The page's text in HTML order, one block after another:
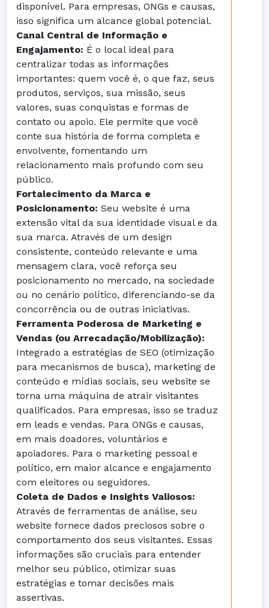
disponível. Para empresas, ONGs e causas,
isso significa um alcance global potencial.
Canal Central de Informação e
Engajamento: É o local ideal para
centralizar todas as informações
importantes: quem você é, o que faz, seus
produtos, serviços, sua missão, seus
valores, suas conquistas e formas de
contato ou apoio. Ele permite que você
conte sua história de forma completa e
envolvente, fomentando um
relacionamento mais profundo com seu
público.
Fortalecimento da Marca e
Posicionamento: Seu website é uma
extensão vital da sua identidade visual e da
sua marca. Através de um design
consistente, conteúdo relevante e uma
mensagem clara, você reforça seu
posicionamento no mercado, na sociedade
ou no cenário político, diferenciando-se da
concorrência ou de outras iniciativas.
Ferramenta Poderosa de Marketing e
Vendas (ou Arrecadação/Mobilização):
Integrado a estratégias de SEO (otimização
para mecanismos de busca), marketing de
conteúdo e mídias sociais, seu website se
torna uma máquina de atrair visitantes
qualificados. Para empresas, isso se traduz
em leads e vendas. Para ONGs e causas,
em mais doadores, voluntários e
apoiadores. Para o marketing pessoal e
político, em maior alcance e engajamento
com eleitores ou seguidores.
Coleta de Dados e Insights Valiosos:
Através de ferramentas de análise, seu
website fornece dados preciosos sobre o
comportamento dos seus visitantes. Essas
informações são cruciais para entender
melhor seu público, otimizar suas
estratégias e tomar decisões mais
assertivas.